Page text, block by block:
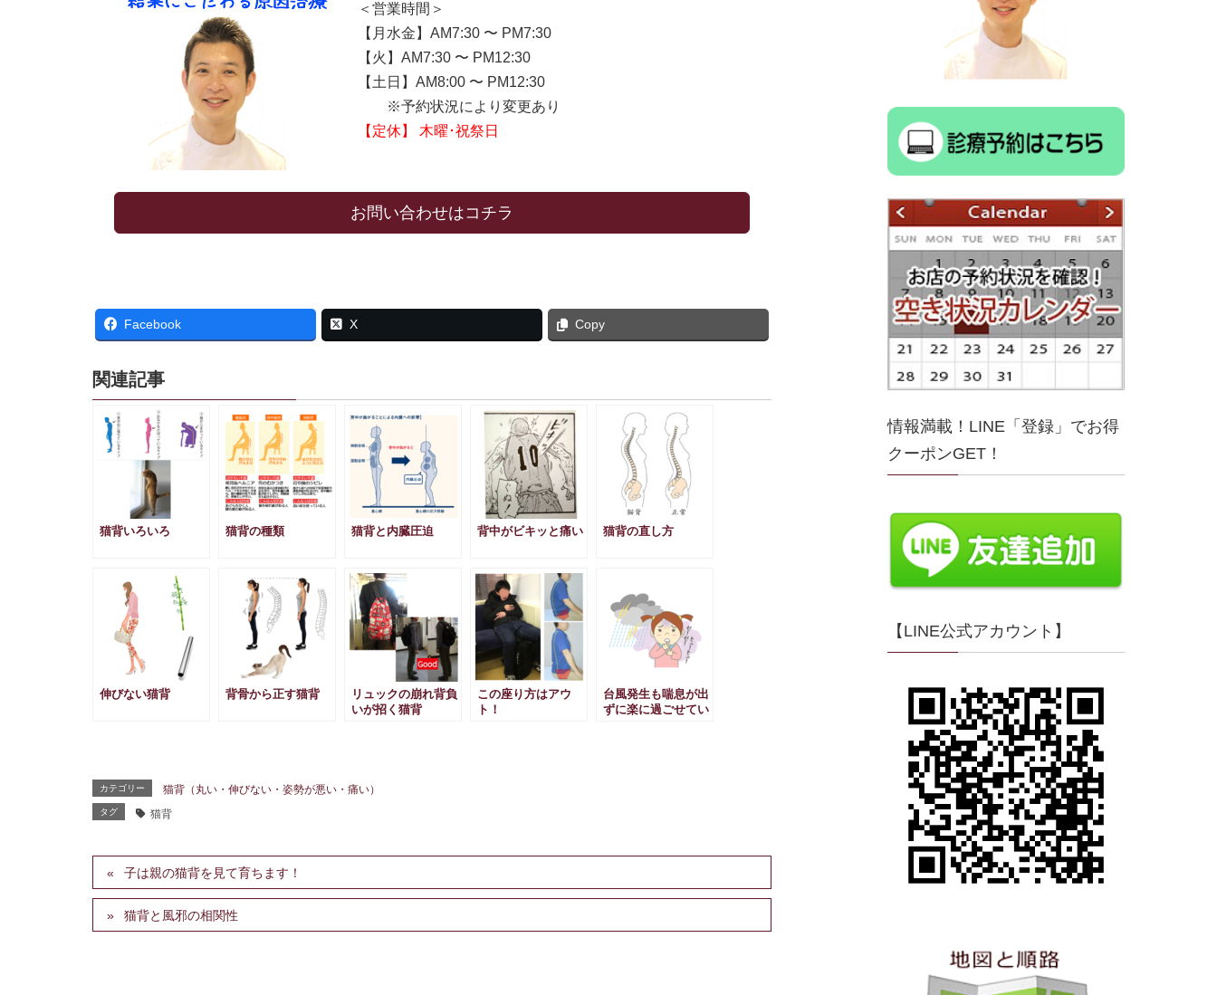
＜営業時間＞
【月水金】AM7:30 〜 PM7:30
【火】AM7:30 〜 PM12:30
【土日】AM8:00 〜 PM12:30
※予約状況により変更あり
【定休】 木曜･祝祭日
お問い合わせはコチラ
Facebook X Copy
関連記事
猫背いろいろ 猫背の種類 猫背と内臓圧迫 背中がビキッと痛い 猫背の直し方
伸びない猫背 背骨から正す猫背
リュックの崩れ背負
いが招く猫背
この座り方はアウ
ト！
台風発生も喘息が出
ずに楽に過ごせてい
カテゴリー 猫背（丸い・伸びない・姿勢が悪い・痛い）
タグ 猫背
子は親の猫背を見て育ちます！
猫背と風邪の相関性
情報満載！LINE「登録」でお得
クーポンGET！
【LINE公式アカウント】